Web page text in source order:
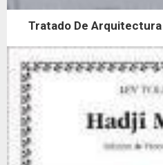
Tratado De